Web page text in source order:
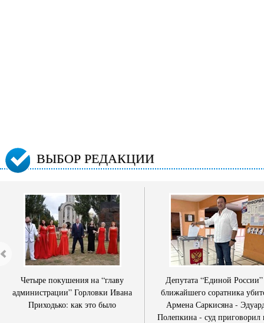
ВЫБОР РЕДАКЦИИ
Четыре покушения на “главу
администрации” Горловки Ивана
Приходько: как это было
Депутата “Единой
ближайшего соратника
Армена Саркисяна -
Полепкина - суд приговорил